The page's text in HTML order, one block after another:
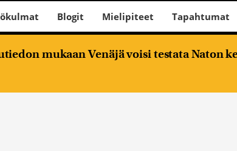
Blogit Mielipiteet Tapahtumat
mukaan Venäjä voisi testata Naton